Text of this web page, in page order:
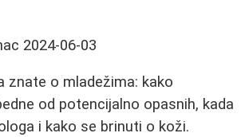
2024-06-03
znate o mladežima: kako
od potencijalno opasnih, kada
i kako se brinuti o koži.